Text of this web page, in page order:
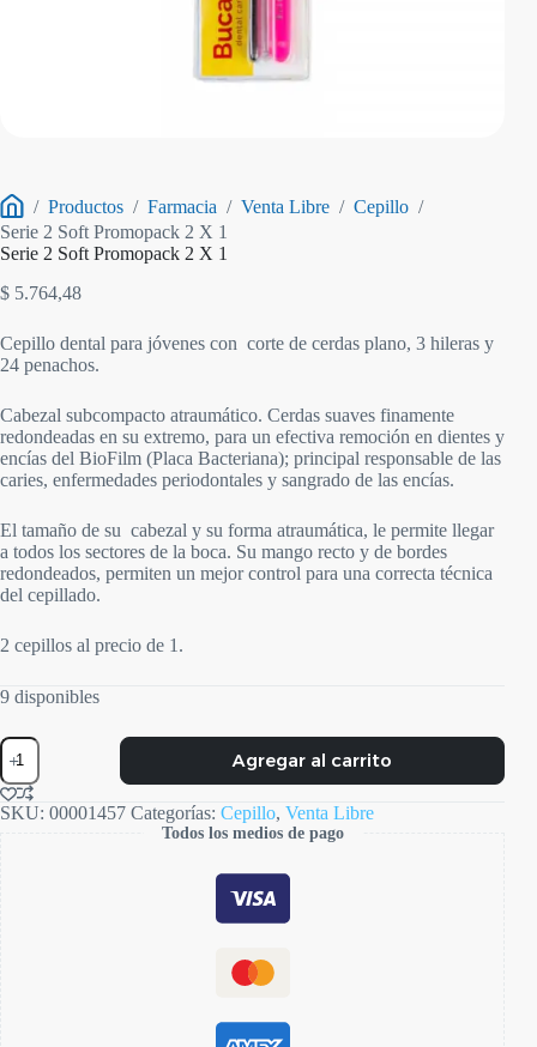
Inicio
/ Productos / Farmacia / Venta Libre / Cepillo /
Serie 2 Soft Promopack 2 X 1
Serie 2 Soft Promopack 2 X 1
$ 5.764,48
Cepillo dental para jóvenes con corte de cerdas plano, 3 hileras y
24 penachos.
Cabezal subcompacto atraumático. Cerdas suaves finamente
redondeadas en su extremo, para un efectiva remoción en dientes y
encías del BioFilm (Placa Bacteriana); principal responsable de las
caries, enfermedades periodontales y sangrado de las encías.
El tamaño de su cabezal y su forma atraumática, le permite llegar
a todos los sectores de la boca. Su mango recto y de bordes
redondeados, permiten un mejor control para una correcta técnica
del cepillado.
2 cepillos al precio de 1.
9 disponibles
Serie
Soft
Promopack
2
Agregar al carrito
SKU: 00001457 Categorías: Cepillo, Venta Libre
Todos los medios de pago